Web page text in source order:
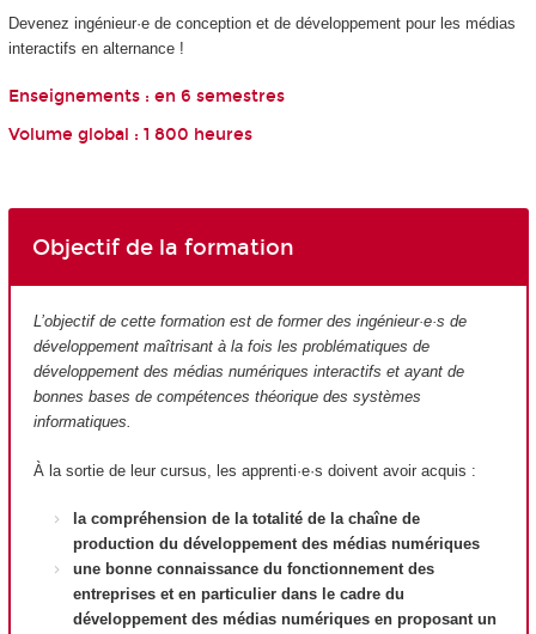
Devenez ingénieur·e de conception et de développement pour les médias
interactifs en alternance !
Enseignements : en 6 semestres
Volume global : 1 800 heures
Objectif de la formation
L’objectif de cette formation est de former des ingénieur·e·s de
développement maîtrisant à la fois les problématiques de
développement des médias numériques interactifs et ayant de
bonnes bases de compétences théorique des systèmes
informatiques.
À la sortie de leur cursus, les apprenti·e·s doivent avoir acquis :
la compréhension de la totalité de la chaîne de
production du développement des médias numériques
une bonne connaissance du fonctionnement des
entreprises et en particulier dans le cadre du
développement des médias numériques en proposant un